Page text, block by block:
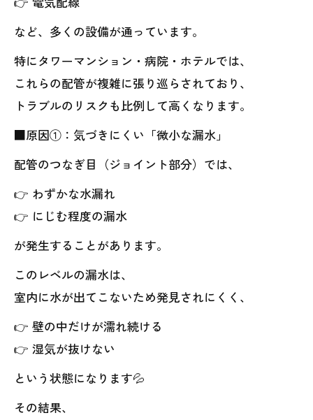
など、多くの設備が通っています。
特にタワーマンション・病院・ホテルでは、
これらの配管が複雑に張り巡らされており、
トラブルのリスクも比例して高くなります。
■原因①：気づきにくい「微小な漏水」
配管のつなぎ目（ジョイント部分）では、
👉 わずかな水漏れ
👉 にじむ程度の漏水
が発生することがあります。
このレベルの漏水は、
室内に水が出てこないため発見されにくく、
👉 壁の中だけが濡れ続ける
👉 湿気が抜けない
という状態になります💦
その結果、